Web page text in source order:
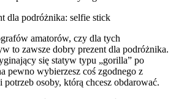
amatorów, czy dla tych
to zawsze dobry prezent dla podróżnika.
się statyw typu „gorilla” po
pewno wybierzesz coś zgodnego z
osoby, którą chcesz obdarować.